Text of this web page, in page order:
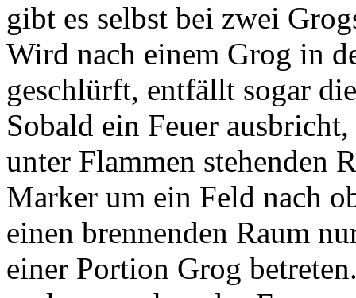
gibt es selbst bei zwei
Wird nach einem Grog in
geschlürft, entfällt sogar
Sobald ein Feuer
unter Flammen stehenden
Marker um ein Feld nach
einen brennenden Raum
einer Portion Grog